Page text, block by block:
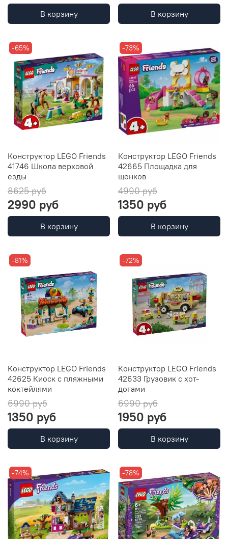
В корзину В корзину
-65%
Конструктор LEGO Friends
41746 Школа верховой
езды
8625 руб
2990 руб
В корзину
-73%
Конструктор LEGO Friends
42665 Площадка для
щенков
4990 руб
1350 руб
В корзину
-81%
Конструктор LEGO Friends
42625 Киоск с пляжными
коктейлями
6990 руб
1350 руб
В корзину
-72%
Конструктор LEGO Friends
42633 Грузовик с хот-
догами
6990 руб
1950 руб
В корзину
-74% -78%